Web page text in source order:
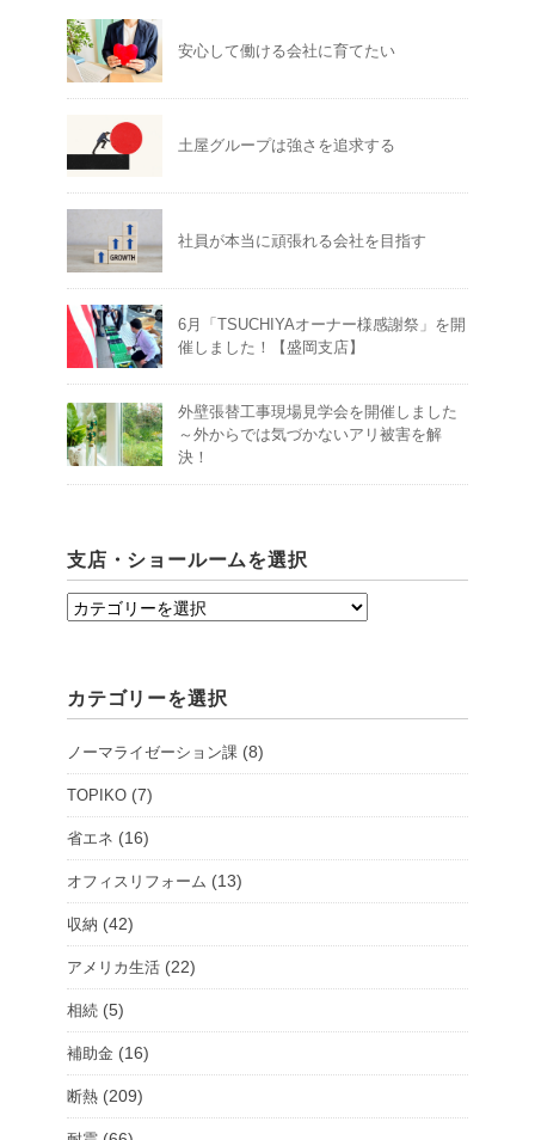
安心して働ける会社に育てたい
土屋グループは強さを追求する
社員が本当に頑張れる会社を目指す
6月「TSUCHIYAオーナー様感謝祭」を開
催しました！【盛岡支店】
外壁張替工事現場見学会を開催しました
～外からでは気づかないアリ被害を解
決！
支店・ショールームを選択
支
ョ
ル
ー
ム
を
選
択
カテゴリーを選択
ノーマライゼーション課 (8)
TOPIKO (7)
省エネ (16)
オフィスリフォーム (13)
収納 (42)
アメリカ生活 (22)
相続 (5)
補助金 (16)
断熱 (209)